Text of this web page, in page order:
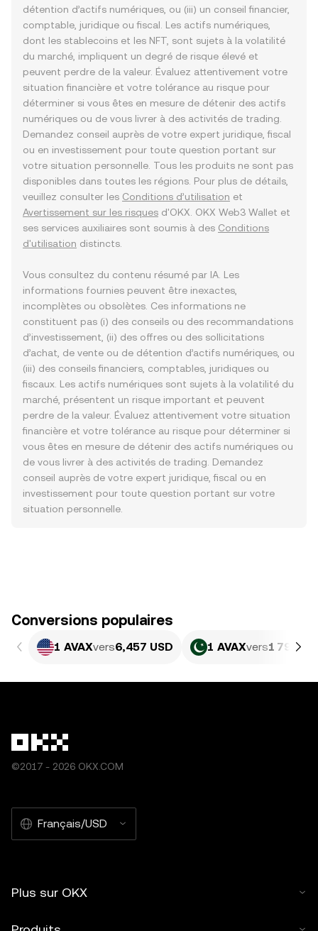
détention d’actifs numériques, ou (iii) un conseil financier,
comptable, juridique ou fiscal. Les actifs numériques,
dont les stablecoins et les NFT, sont sujets à la volatilité
du marché, impliquent un degré de risque élevé et
peuvent perdre de la valeur. Évaluez attentivement votre
situation financière et votre tolérance au risque pour
déterminer si vous êtes en mesure de détenir des actifs
numériques ou de vous livrer à des activités de trading.
Demandez conseil auprès de votre expert juridique, fiscal
ou en investissement pour toute question portant sur
votre situation personnelle. Tous les produits ne sont pas
disponibles dans toutes les régions. Pour plus de détails,
veuillez consulter les Conditions d’utilisation et
Avertissement sur les risques d'OKX. OKX Web3 Wallet et
ses services auxiliaires sont soumis à des Conditions
d'utilisation distincts.
Vous consultez du contenu résumé par IA. Les
informations fournies peuvent être inexactes,
incomplètes ou obsolètes. Ces informations ne
constituent pas (i) des conseils ou des recommandations
d’investissement, (ii) des offres ou des sollicitations
d’achat, de vente ou de détention d’actifs numériques, ou
(iii) des conseils financiers, comptables, juridiques ou
fiscaux. Les actifs numériques sont sujets à la volatilité du
marché, présentent un risque important et peuvent
perdre de la valeur. Évaluez attentivement votre situation
financière et votre tolérance au risque pour déterminer si
vous êtes en mesure de détenir des actifs numériques ou
de vous livrer à des activités de trading. Demandez
conseil auprès de votre expert juridique, fiscal ou en
investissement pour toute question portant sur votre
situation personnelle.
Conversions populaires
1 AVAXvers6,457 USD 1 AVAXvers1 793,43
©2017 - 2026 OKX.COM
Français/USD
Plus sur OKX